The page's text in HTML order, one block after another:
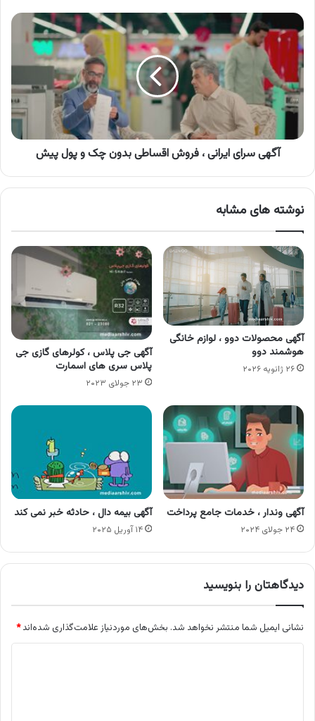
آگهی
سرای
ایرانی
،
فروش
اقساطی
بدون
و
آگهی سرای ایرانی ، فروش اقساطی بدون چک و پول پیش
نوشته های مشابه
آگهی محصولات دوو ، لوازم خانگی
هوشمند دوو
۲۶ ژانویه ۲۰۲۶
آگهی جی پلاس ، کولرهای گازی جی
پلاس سری های اسمارت
۲۳ جولای ۲۰۲۳
آگهی وندار ، خدمات جامع پرداخت
۲۴ جولای ۲۰۲۴
آگهی بیمه دال ، حادثه خبر نمی کند
۱۴ آوریل ۲۰۲۵
دیدگاهتان را بنویسید
نشانی ایمیل شما منتشر نخواهد شد. بخش‌های موردنیاز علامت‌گذاری شده‌اند*